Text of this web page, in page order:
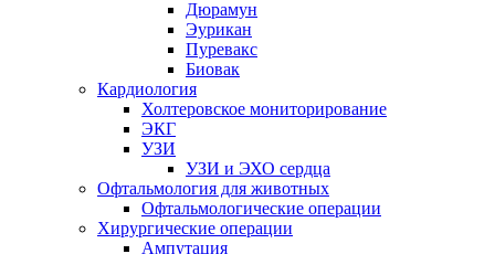
Дюрамун
Эурикан
Пуревакс
Биовак
Кардиология
Холтеровское мониторирование
ЭКГ
УЗИ
УЗИ и ЭХО сердца
Офтальмология для животных
Офтальмологические операции
Хирургические операции
Ампутация